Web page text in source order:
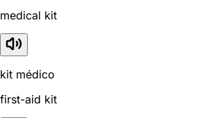
medical kit
kit médico
first-aid kit